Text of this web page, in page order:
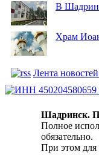
В
Храм
Лента
Шадринск.
Полное
обязательно.
При этом для